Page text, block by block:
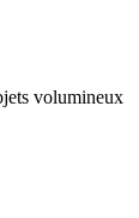
volumineux